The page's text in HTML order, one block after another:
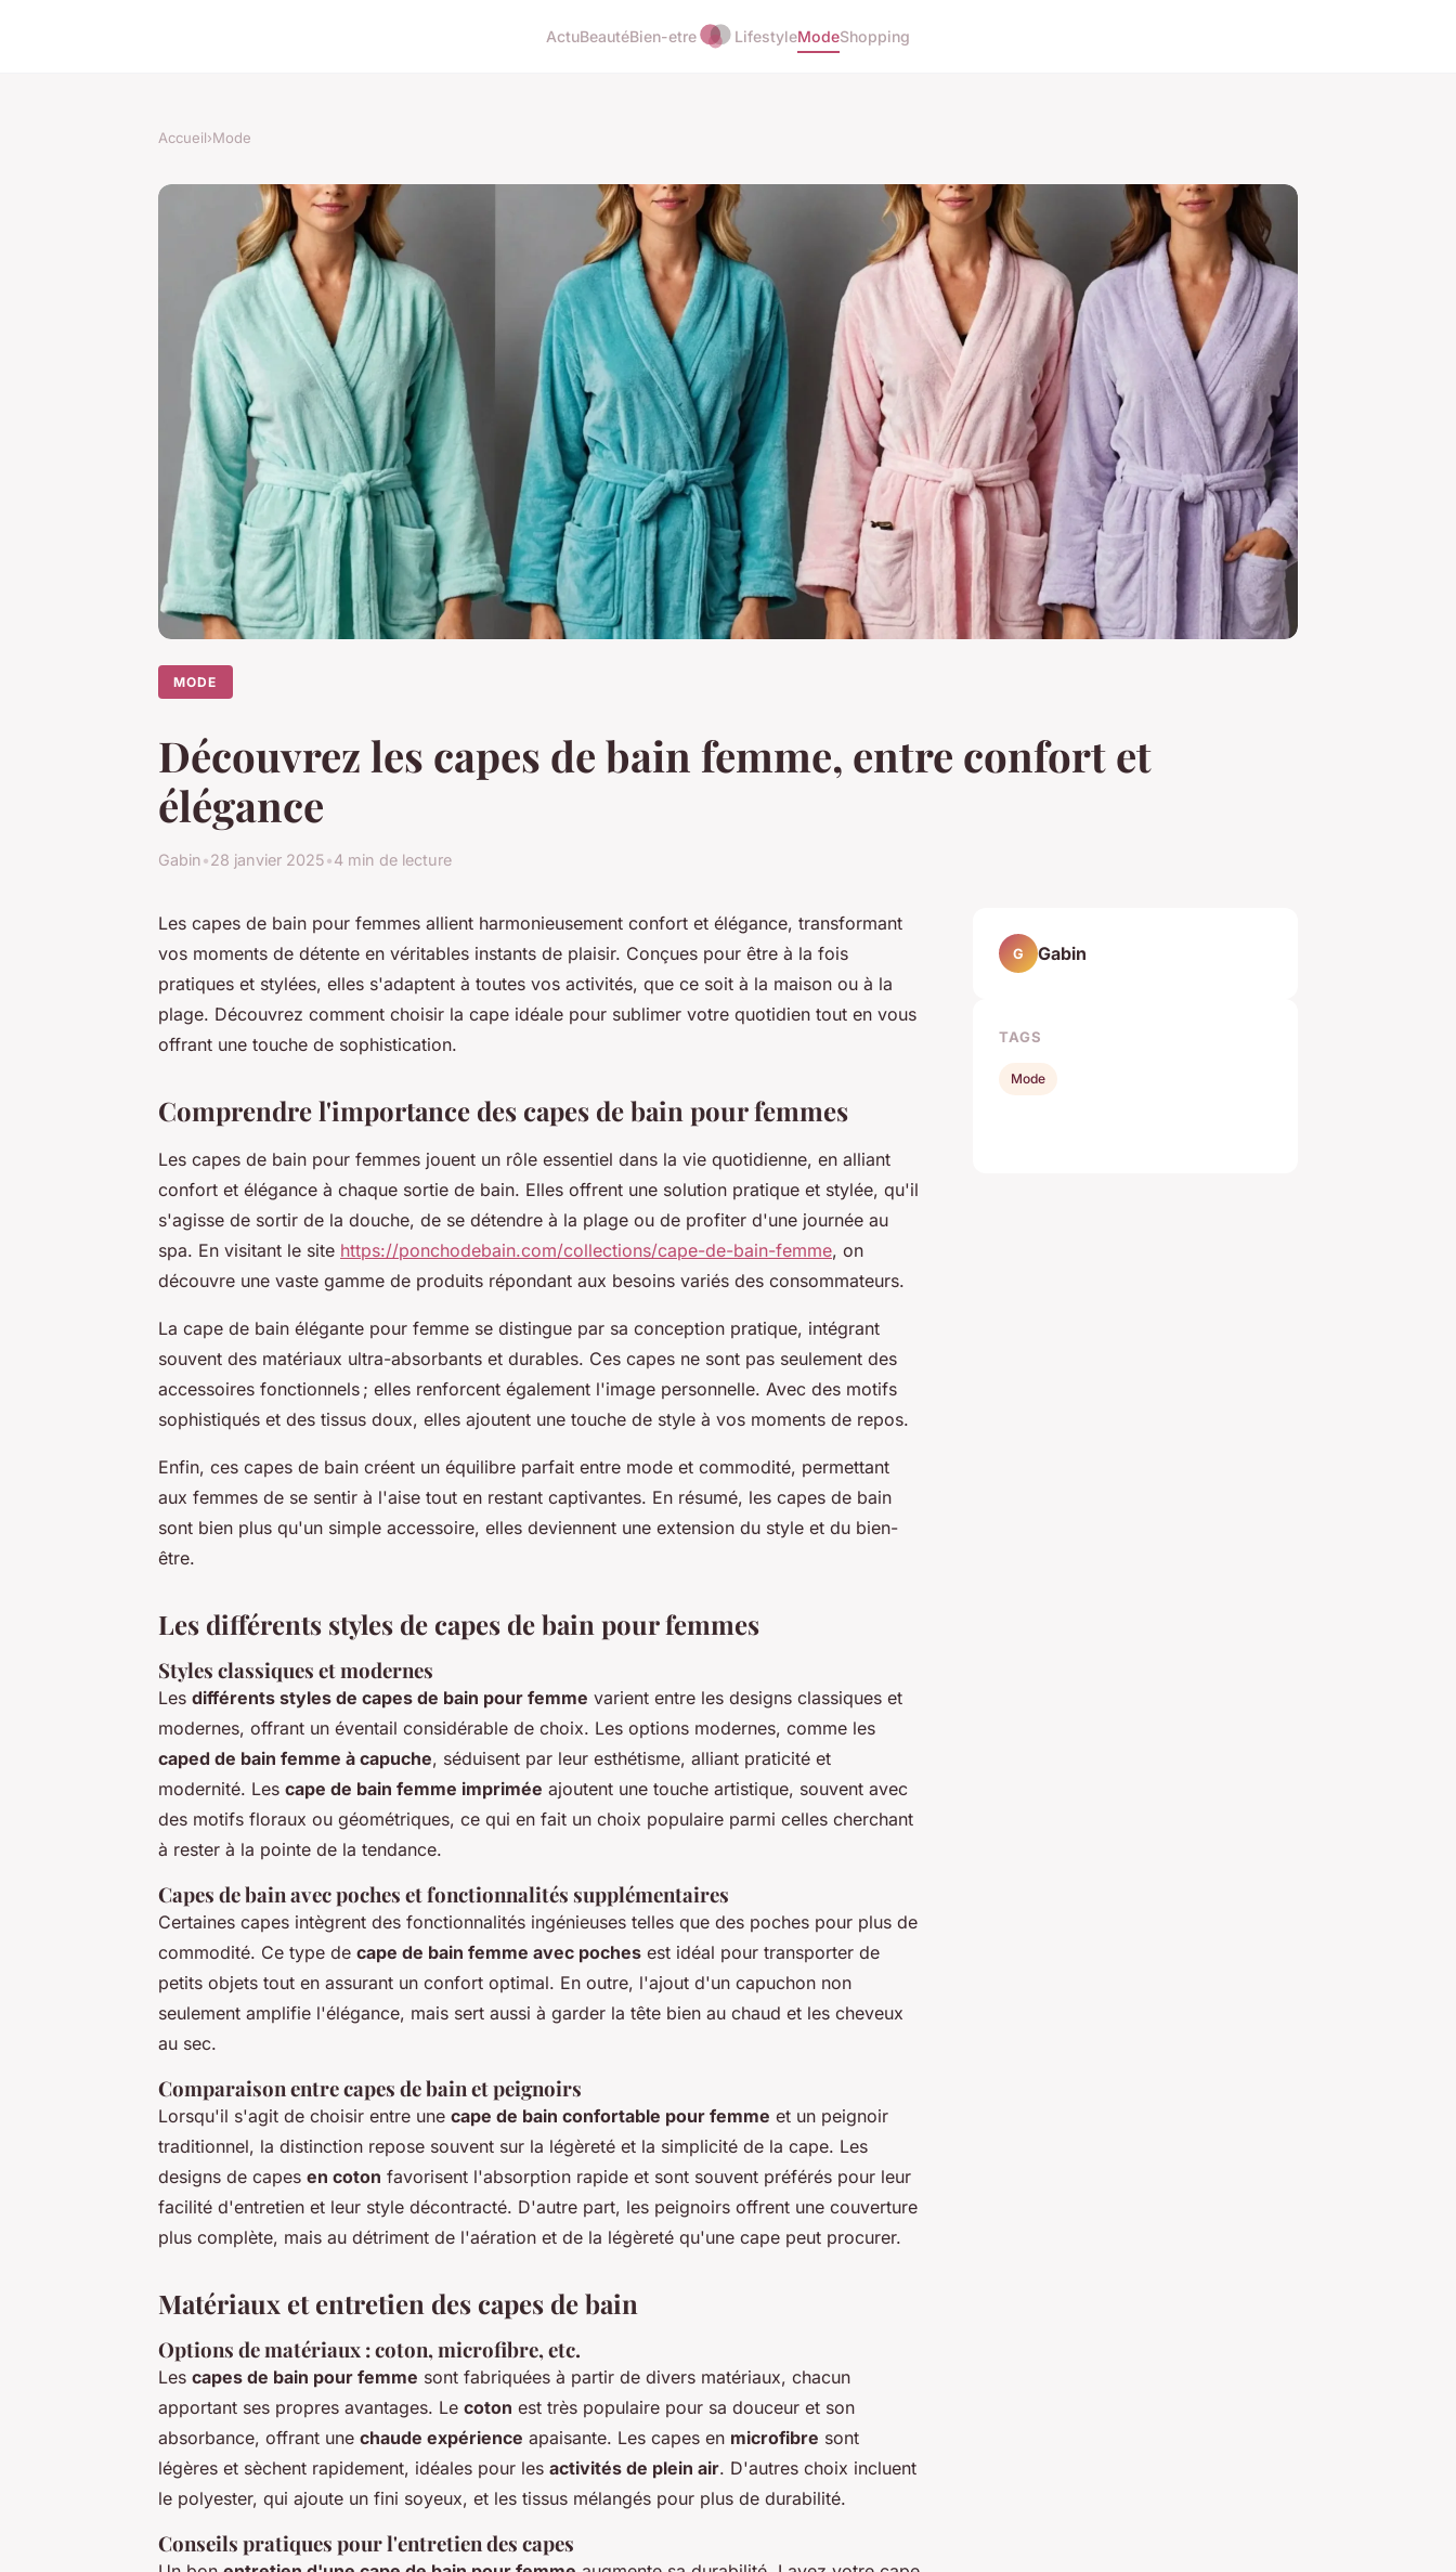
ActuBeautéBien-etre LifestyleModeShopping
Accueil›Mode
MODE
Découvrez les capes de bain femme, entre confort et
élégance
Gabin•28 janvier 2025•4 min de lecture
Les capes de bain pour femmes allient harmonieusement confort et élégance, transformant
vos moments de détente en véritables instants de plaisir. Conçues pour être à la fois
pratiques et stylées, elles s'adaptent à toutes vos activités, que ce soit à la maison ou à la
plage. Découvrez comment choisir la cape idéale pour sublimer votre quotidien tout en vous
offrant une touche de sophistication.
Comprendre l'importance des capes de bain pour femmes
Les capes de bain pour femmes jouent un rôle essentiel dans la vie quotidienne, en alliant
confort et élégance à chaque sortie de bain. Elles offrent une solution pratique et stylée, qu'il
s'agisse de sortir de la douche, de se détendre à la plage ou de profiter d'une journée au
spa. En visitant le site https://ponchodebain.com/collections/cape-de-bain-femme, on
découvre une vaste gamme de produits répondant aux besoins variés des consommateurs.
La cape de bain élégante pour femme se distingue par sa conception pratique, intégrant
souvent des matériaux ultra-absorbants et durables. Ces capes ne sont pas seulement des
accessoires fonctionnels ; elles renforcent également l'image personnelle. Avec des motifs
sophistiqués et des tissus doux, elles ajoutent une touche de style à vos moments de repos.
Enfin, ces capes de bain créent un équilibre parfait entre mode et commodité, permettant
aux femmes de se sentir à l'aise tout en restant captivantes. En résumé, les capes de bain
sont bien plus qu'un simple accessoire, elles deviennent une extension du style et du bien-
être.
Les différents styles de capes de bain pour femmes
Styles classiques et modernes
Les différents styles de capes de bain pour femme varient entre les designs classiques et
modernes, offrant un éventail considérable de choix. Les options modernes, comme les
caped de bain femme à capuche, séduisent par leur esthétisme, alliant praticité et
modernité. Les cape de bain femme imprimée ajoutent une touche artistique, souvent avec
des motifs floraux ou géométriques, ce qui en fait un choix populaire parmi celles cherchant
à rester à la pointe de la tendance.
Capes de bain avec poches et fonctionnalités supplémentaires
Certaines capes intègrent des fonctionnalités ingénieuses telles que des poches pour plus de
commodité. Ce type de cape de bain femme avec poches est idéal pour transporter de
petits objets tout en assurant un confort optimal. En outre, l'ajout d'un capuchon non
seulement amplifie l'élégance, mais sert aussi à garder la tête bien au chaud et les cheveux
au sec.
Comparaison entre capes de bain et peignoirs
Lorsqu'il s'agit de choisir entre une cape de bain confortable pour femme et un peignoir
traditionnel, la distinction repose souvent sur la légèreté et la simplicité de la cape. Les
designs de capes en coton favorisent l'absorption rapide et sont souvent préférés pour leur
facilité d'entretien et leur style décontracté. D'autre part, les peignoirs offrent une couverture
plus complète, mais au détriment de l'aération et de la légèreté qu'une cape peut procurer.
Matériaux et entretien des capes de bain
Options de matériaux : coton, microfibre, etc.
Les capes de bain pour femme sont fabriquées à partir de divers matériaux, chacun
apportant ses propres avantages. Le coton est très populaire pour sa douceur et son
absorbance, offrant une chaude expérience apaisante. Les capes en microfibre sont
légères et sèchent rapidement, idéales pour les activités de plein air. D'autres choix incluent
le polyester, qui ajoute un fini soyeux, et les tissus mélangés pour plus de durabilité.
Conseils pratiques pour l'entretien des capes
G Gabin
TAGS
Mode